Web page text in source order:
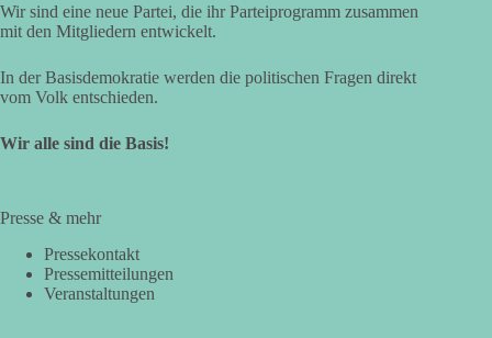
Wir sind eine neue Partei, die ihr Parteiprogramm zusammen
mit den Mitgliedern entwickelt.
In der Basisdemokratie werden die politischen Fragen direkt
vom Volk entschieden.
Wir alle sind die Basis!
Presse & mehr
Pressekontakt
Pressemitteilungen
Veranstaltungen